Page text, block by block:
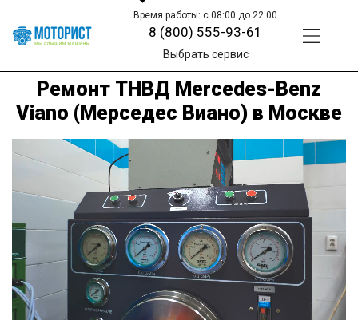
Время работы: с 08:00 до 22:00
8 (800) 555-93-61
Выбрать сервис
Ремонт ТНВД Mercedes-Benz
Viano (Мерседес Виано) в Москве